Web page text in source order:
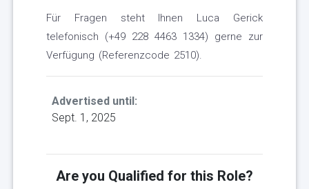
Für Fragen steht Ihnen Luca Gerick
telefonisch (+49 228 4463 1334) gerne zur
Verfügung (Referenzcode 2510).
Advertised until:
Sept. 1, 2025
Are you Qualified for this Role?